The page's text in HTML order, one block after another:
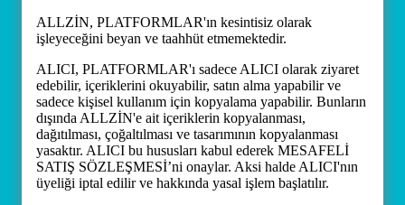
ALLZİN, PLATFORMLAR'ın kesintisiz olarak
işleyeceğini beyan ve taahhüt etmemektedir.
ALICI, PLATFORMLAR'ı sadece ALICI olarak ziyaret
edebilir, içeriklerini okuyabilir, satın alma yapabilir ve
sadece kişisel kullanım için kopyalama yapabilir. Bunların
dışında ALLZİN'e ait içeriklerin kopyalanması,
dağıtılması, çoğaltılması ve tasarımının kopyalanması
yasaktır. ALICI bu hususları kabul ederek MESAFELİ
SATIŞ SÖZLEŞMESİ’ni onaylar. Aksi halde ALICI'nın
üyeliği iptal edilir ve hakkında yasal işlem başlatılır.